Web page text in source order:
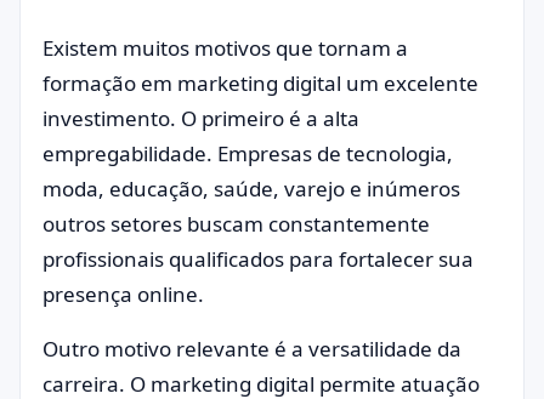
Existem muitos motivos que tornam a
formação em marketing digital um excelente
investimento. O primeiro é a alta
empregabilidade. Empresas de tecnologia,
moda, educação, saúde, varejo e inúmeros
outros setores buscam constantemente
profissionais qualificados para fortalecer sua
presença online.
Outro motivo relevante é a versatilidade da
carreira. O marketing digital permite atuação